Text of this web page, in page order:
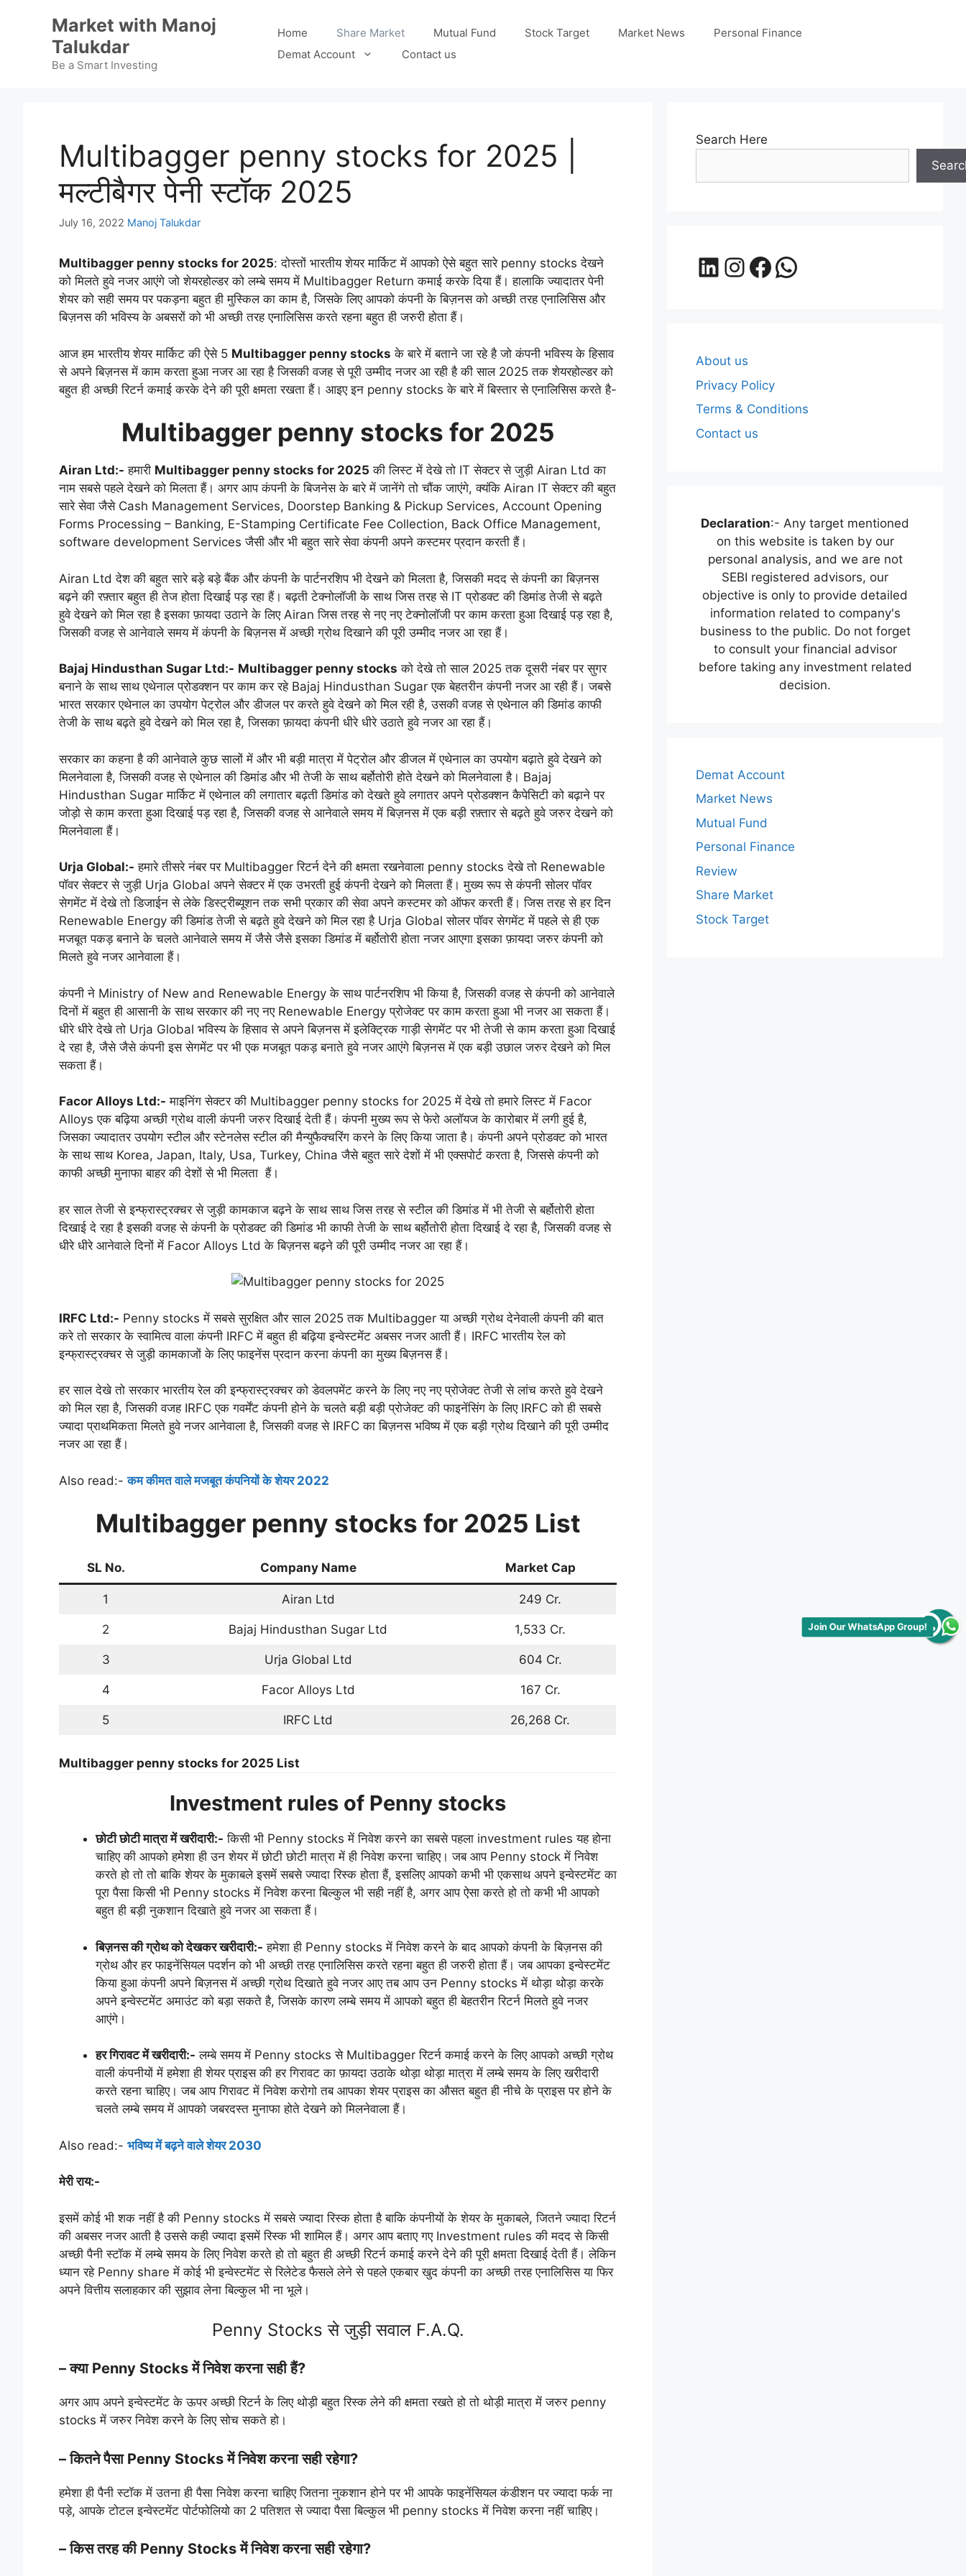
Market with Manoj
Talukdar
Be a Smart Investing
Home Share Market Mutual Fund Stock Target Market News
Personal Finance
Demat Account
Contact us
Multibagger penny stocks for 2025 |
मल्टीबैगर पेनी स्टॉक 2025
July 16, 2022 Manoj Talukdar
Multibagger penny stocks for 2025: दोस्तों भारतीय शेयर मार्किट में आपको ऐसे बहुत सारे penny stocks देखने
को मिलते हुवे नजर आएंगे जो शेयरहोल्डर को लम्बे समय में Multibagger Return कमाई करके दिया हैं। हालाकि ज्यादातर पेनी
शेयर को सही समय पर पकड़ना बहुत ही मुस्किल का काम है, जिसके लिए आपको कंपनी के बिज़नस को अच्छी तरह एनालिसिस और
बिज़नस की भविस्य के अबसरों को भी अच्छी तरह एनालिसिस करते रहना बहुत ही जरुरी होता हैं।
आज हम भारतीय शेयर मार्किट की ऐसे 5 Multibagger penny stocks के बारे में बताने जा रहे है जो कंपनी भविस्य के हिसाव
से अपने बिज़नस में काम करता हुआ नजर आ रहा है जिसकी वजह से पूरी उम्मीद नजर आ रही है की साल 2025 तक शेयरहोल्डर को
बहुत ही अच्छी रिटर्न कमाई करके देने की पूरी क्षमता रखता हैं। आइए इन penny stocks के बारे में बिस्तार से एनालिसिस करते है-
Multibagger penny stocks for 2025
Airan Ltd:- हमारी Multibagger penny stocks for 2025 की लिस्ट में देखे तो IT सेक्टर से जुड़ी Airan Ltd का
नाम सबसे पहले देखने को मिलता हैं। अगर आप कंपनी के बिजनेस के बारे में जानेंगे तो चौंक जाएंगे, क्यंकि Airan IT सेक्टर की बहुत
सारे सेवा जैसे Cash Management Services, Doorstep Banking & Pickup Services, Account Opening
Forms Processing – Banking, E-Stamping Certificate Fee Collection, Back Office Management,
software development Services जैसी और भी बहुत सारे सेवा कंपनी अपने कस्टमर प्रदान करती हैं।
Airan Ltd देश की बहुत सारे बड़े बड़े बैंक और कंपनी के पार्टनरशिप भी देखने को मिलता है, जिसकी मदद से कंपनी का बिज़नस
बढ़ने की रफ़्तार बहुत ही तेज होता दिखाई पड़ रहा हैं। बढ़ती टेक्नोलॉजी के साथ जिस तरह से IT प्रोडक्ट की डिमांड तेजी से बढ़ते
हुवे देखने को मिल रहा है इसका फ़ायदा उठाने के लिए Airan जिस तरह से नए नए टेक्नोलॉजी पर काम करता हुआ दिखाई पड़ रहा है,
जिसकी वजह से आनेवाले समय में कंपनी के बिज़नस में अच्छी ग्रोथ दिखाने की पूरी उम्मीद नजर आ रहा हैं।
Bajaj Hindusthan Sugar Ltd:- Multibagger penny stocks को देखे तो साल 2025 तक दूसरी नंबर पर सुगर
बनाने के साथ साथ एथेनाल प्रोडक्शन पर काम कर रहे Bajaj Hindusthan Sugar एक बेहतरीन कंपनी नजर आ रही हैं। जबसे
भारत सरकार एथेनाल का उपयोग पेट्रोल और डीजल पर करते हुवे देखने को मिल रही है, उसकी वजह से एथेनाल की डिमांड काफी
तेजी के साथ बढ़ते हुवे देखने को मिल रहा है, जिसका फ़ायदा कंपनी धीरे धीरे उठाते हुवे नजर आ रहा हैं।
सरकार का कहना है की आनेवाले कुछ सालों में और भी बड़ी मात्रा में पेट्रोल और डीजल में एथेनाल का उपयोग बढ़ाते हुवे देखने को
मिलनेवाला है, जिसकी वजह से एथेनाल की डिमांड और भी तेजी के साथ बर्होतोरी होते देखने को मिलनेवाला है। Bajaj
Hindusthan Sugar मार्किट में एथेनाल की लगातार बढ़ती डिमांड को देखते हुवे लगातर अपने प्रोडक्शन कैपेसिटी को बढ़ाने पर
जोड़ो से काम करता हुआ दिखाई पड़ रहा है, जिसकी वजह से आनेवाले समय में बिज़नस में एक बड़ी रफ़्तार से बढ़ते हुवे जरुर देखने को
मिलनेवाला हैं।
Urja Global:- हमारे तीसरे नंबर पर Multibagger रिटर्न देने की क्षमता रखनेवाला penny stocks देखे तो Renewable
पॉवर सेक्टर से जुड़ी Urja Global अपने सेक्टर में एक उभरती हुई कंपनी देखने को मिलता हैं। मुख्य रूप से कंपनी सोलर पॉवर
सेगमेंट में देखे तो डिजाईन से लेके डिस्ट्रीब्यूशन तक सभी प्रकार की सेवा अपने कस्टमर को ऑफर करती हैं। जिस तरह से हर दिन
Renewable Energy की डिमांड तेजी से बढ़ते हुवे देखने को मिल रहा है Urja Global सोलर पॉवर सेगमेंट में पहले से ही एक
मजबूत पकड़ बनाने के चलते आनेवाले समय में जैसे जैसे इसका डिमांड में बर्होतोरी होता नजर आएगा इसका फ़ायदा जरुर कंपनी को
मिलते हुवे नजर आनेवाला हैं।
कंपनी ने Ministry of New and Renewable Energy के साथ पार्टनरशिप भी किया है, जिसकी वजह से कंपनी को आनेवाले
दिनों में बहुत ही आसानी के साथ सरकार की नए नए Renewable Energy प्रोजेक्ट पर काम करता हुआ भी नजर आ सकता हैं।
धीरे धीरे देखे तो Urja Global भविस्य के हिसाव से अपने बिज़नस में इलेक्ट्रिक गाड़ी सेगमेंट पर भी तेजी से काम करता हुआ दिखाई
दे रहा है, जैसे जैसे कंपनी इस सेगमेंट पर भी एक मजबूत पकड़ बनाते हुवे नजर आएंगे बिज़नस में एक बड़ी उछाल जरुर देखने को मिल
सकता हैं।
Facor Alloys Ltd:- माइनिंग सेक्टर की Multibagger penny stocks for 2025 में देखे तो हमारे लिस्ट में Facor
Alloys एक बढ़िया अच्छी ग्रोथ वाली कंपनी जरुर दिखाई देती हैं। कंपनी मुख्य रूप से फेरो अलॉयज के कारोबार में लगी हुई है,
जिसका ज्यादातर उपयोग स्टील और स्टेनलेस स्टील की मैन्युफैक्चरिंग करने के लिए किया जाता है। कंपनी अपने प्रोडक्ट को भारत
के साथ साथ Korea, Japan, Italy, Usa, Turkey, China जैसे बहुत सारे देशों में भी एक्सपोर्ट करता है, जिससे कंपनी को
काफी अच्छी मुनाफा बाहर की देशों से भी मिलता हैं।
हर साल तेजी से इन्फ्रास्ट्रक्चर से जुड़ी कामकाज बढ़ने के साथ साथ जिस तरह से स्टील की डिमांड में भी तेजी से बर्होतोरी होता
दिखाई दे रहा है इसकी वजह से कंपनी के प्रोडक्ट की डिमांड भी काफी तेजी के साथ बर्होतोरी होता दिखाई दे रहा है, जिसकी वजह से
धीरे धीरे आनेवाले दिनों में Facor Alloys Ltd के बिज़नस बढ़ने की पूरी उम्मीद नजर आ रहा हैं।
IRFC Ltd:- Penny stocks में सबसे सुरक्षित और साल 2025 तक Multibagger या अच्छी ग्रोथ देनेवाली कंपनी की बात
करे तो सरकार के स्वामित्व वाला कंपनी IRFC में बहुत ही बढ़िया इन्वेस्टमेंट अबसर नजर आती हैं। IRFC भारतीय रेल को
इन्फ्रास्ट्रक्चर से जुड़ी कामकाजों के लिए फाइनेंस प्रदान करना कंपनी का मुख्य बिज़नस हैं।
हर साल देखे तो सरकार भारतीय रेल की इन्फ्रास्ट्रक्चर को डेवलपमेंट करने के लिए नए नए प्रोजेक्ट तेजी से लांच करते हुवे देखने
को मिल रहा है, जिसकी वजह IRFC एक गवर्मेंट कंपनी होने के चलते बड़ी बड़ी प्रोजेक्ट की फाइनेंसिंग के लिए IRFC को ही सबसे
ज्यादा प्राथमिकता मिलते हुवे नजर आनेवाला है, जिसकी वजह से IRFC का बिज़नस भविष्य में एक बड़ी ग्रोथ दिखाने की पूरी उम्मीद
नजर आ रहा हैं।
Also read:-कम कीमत वाले मजबूत कंपनियों के शेयर 2022
Multibagger penny stocks for 2025 List
SL No. Company Name Market Cap
1 Airan Ltd 249 Cr.
2 Bajaj Hindusthan Sugar Ltd 1,533 Cr.
3 Urja Global Ltd 604 Cr.
4 Facor Alloys Ltd 167 Cr.
5 IRFC Ltd 26,268 Cr.
Multibagger penny stocks for 2025 List
Investment rules of Penny stocks
छोटी छोटी मात्रा में खरीदारी:- किसी भी Penny stocks में निवेश करने का सबसे पहला investment rules यह होना
चाहिए की आपको हमेशा ही उन शेयर में छोटी छोटी मात्रा में ही निवेश करना चाहिए। जब आप Penny stock में निवेश
करते हो तो तो बाकि शेयर के मुकाबले इसमें सबसे ज्यादा रिस्क होता हैं, इसलिए आपको कभी भी एकसाथ अपने इन्वेस्टमेंट का
पूरा पैसा किसी भी Penny stocks में निवेश करना बिल्कुल भी सही नहीं है, अगर आप ऐसा करते हो तो कभी भी आपको
बहुत ही बड़ी नुकशान दिखाते हुवे नजर आ सकता हैं।
बिज़नस की ग्रोथ को देखकर खरीदारी:- हमेशा ही Penny stocks में निवेश करने के बाद आपको कंपनी के बिज़नस की
ग्रोथ और हर फाइनेंसियल पदर्शन को भी अच्छी तरह एनालिसिस करते रहना बहुत ही जरुरी होता हैं। जब आपका इन्वेस्टमेंट
किया हुआ कंपनी अपने बिज़नस में अच्छी ग्रोथ दिखाते हुवे नजर आए तब आप उन Penny stocks में थोड़ा थोड़ा करके
अपने इन्वेस्टमेंट अमाउंट को बड़ा सकते है, जिसके कारण लम्बे समय में आपको बहुत ही बेहतरीन रिटर्न मिलते हुवे नजर
आएंगे।
हर गिरावट में खरीदारी:- लम्बे समय में Penny stocks से Multibagger रिटर्न कमाई करने के लिए आपको अच्छी ग्रोथ
वाली कंपनीयों में हमेशा ही शेयर प्राइस की हर गिरावट का फ़ायदा उठाके थोड़ा थोड़ा मात्रा में लम्बे समय के लिए खरीदारी
करते रहना चाहिए। जब आप गिरावट में निवेश करोगो तब आपका शेयर प्राइस का औसत बहुत ही नीचे के प्राइस पर होने के
चलते लम्बे समय में आपको जबरदस्त मुनाफा होते देखने को मिलनेवाला हैं।
Also read:- भविष्य में बढ़ने वाले शेयर 2030
मेरी राय:-
इसमें कोई भी शक नहीं है की Penny stocks में सबसे ज्यादा रिस्क होता है बाकि कंपनीयों के शेयर के मुकाबले, जितने ज्यादा रिटर्न
की अबसर नजर आती है उससे कही ज्यादा इसमें रिस्क भी शामिल हैं। अगर आप बताए गए Investment rules की मदद से किसी
अच्छी पैनी स्टॉक में लम्बे समय के लिए निवेश करते हो तो बहुत ही अच्छी रिटर्न कमाई करने देने की पूरी क्षमता दिखाई देती हैं। लेकिन
ध्यान रहे Penny share में कोई भी इन्वेस्टमेंट से रिलेटेड फैसले लेने से पहले एकबार खुद कंपनी का अच्छी तरह एनालिसिस या फिर
अपने वित्तीय सलाहकार की सुझाव लेना बिल्कुल भी ना भूले।
Penny Stocks से जुड़ी सवाल F.A.Q.
– क्या Penny Stocks में निवेश करना सही हैं?
अगर आप अपने इन्वेस्टमेंट के ऊपर अच्छी रिटर्न के लिए थोड़ी बहुत रिस्क लेने की क्षमता रखते हो तो थोड़ी मात्रा में जरुर penny
stocks में जरुर निवेश करने के लिए सोच सकते हो।
– कितने पैसा Penny Stocks में निवेश करना सही रहेगा?
हमेशा ही पैनी स्टॉक में उतना ही पैसा निवेश करना चाहिए जितना नुकशान होने पर भी आपके फाइनेंसियल कंडीशन पर ज्यादा फर्क ना
पड़े, आपके टोटल इन्वेस्टमेंट पोर्टफोलियो का 2 पतिशत से ज्यादा पैसा बिल्कुल भी penny stocks में निवेश करना नहीं चाहिए।
– किस तरह की Penny Stocks में निवेश करना सही रहेगा?
Search Here
LinkedIn
Instagram
Facebook
WhatsApp
About us
Privacy Policy
Terms & Conditions
Contact us
Declaration:- Any target mentioned
on this website is taken by our
personal analysis, and we are not
SEBI registered advisors, our
objective is only to provide detailed
information related to company's
business to the public. Do not forget
to consult your financial advisor
before taking any investment related
decision.
Demat Account
Market News
Mutual Fund
Personal Finance
Review
Share Market
Stock Target
Join Our WhatsApp Group!